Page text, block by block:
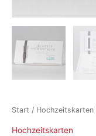
Start / Hochzeitskarten
Hochzeitskarten